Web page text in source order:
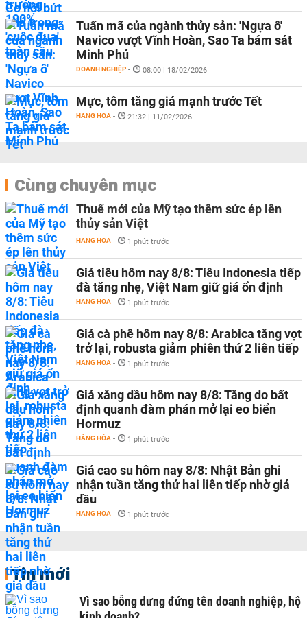
Tuấn mã của ngành thủy sản: 'Ngựa ô'
Navico vượt Vĩnh Hoàn, Sao Ta bám sát
Minh Phú
DOANH NGHIỆP - 08:00 | 18/02/2026
Mực, tôm tăng giá mạnh trước Tết
HÀNG HÓA - 21:32 | 11/02/2026
Cùng chuyên mục
Thuế mới của Mỹ tạo thêm sức ép lên
thủy sản Việt
HÀNG HÓA - 1 phút trước
Giá tiêu hôm nay 8/8: Tiêu Indonesia tiếp
đà tăng nhẹ, Việt Nam giữ giá ổn định
HÀNG HÓA - 1 phút trước
Giá cà phê hôm nay 8/8: Arabica tăng vọt
trở lại, robusta giảm phiên thứ 2 liên tiếp
HÀNG HÓA - 1 phút trước
Giá xăng dầu hôm nay 8/8: Tăng do bất
định quanh đàm phán mở lại eo biển
Hormuz
HÀNG HÓA - 1 phút trước
Giá cao su hôm nay 8/8: Nhật Bản ghi
nhận tuần tăng thứ hai liên tiếp nhờ giá
dầu
HÀNG HÓA - 1 phút trước
Tin mới
Vì sao bỗng dưng đứng tên doanh nghiệp, hộ